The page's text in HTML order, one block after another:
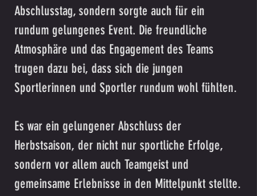
Abschlusstag, sondern sorgte auch für ein
rundum gelungenes Event. Die freundliche
Atmosphäre und das Engagement des Teams
trugen dazu bei, dass sich die jungen
Sportlerinnen und Sportler rundum wohl fühlten.
Es war ein gelungener Abschluss der
Herbstsaison, der nicht nur sportliche Erfolge,
sondern vor allem auch Teamgeist und
gemeinsame Erlebnisse in den Mittelpunkt stellte.